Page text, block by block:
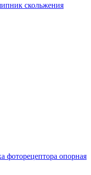
скольжения
фоторецептора опорная